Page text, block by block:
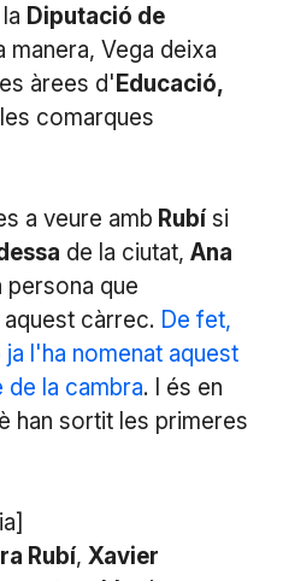
Diputació de
manera, Vega deixa
àrees d' Educació,
comarques
a veure amb Rubísi
de la ciutat, Ana
persona que
càrrec.De fet,
ja l'ha nomenat aquest
de la cambra. I és en
han sortit les primeres
Rubí, Xavier